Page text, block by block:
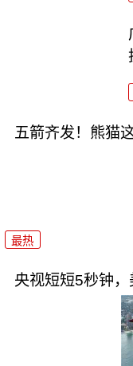
五箭齐发！熊猫
最热
央视短短5秒钟